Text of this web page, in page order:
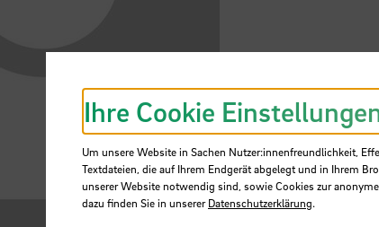
Ihre Cookie
Um unsere Website in Sachen Nutzer:innenfreundlichkeit,
Textdateien, die auf Ihrem Endgerät abgelegt und in Ihrem
unserer Website notwendig sind, sowie Cookies zur
dazu finden Sie in unsererDatenschutzerklärung.